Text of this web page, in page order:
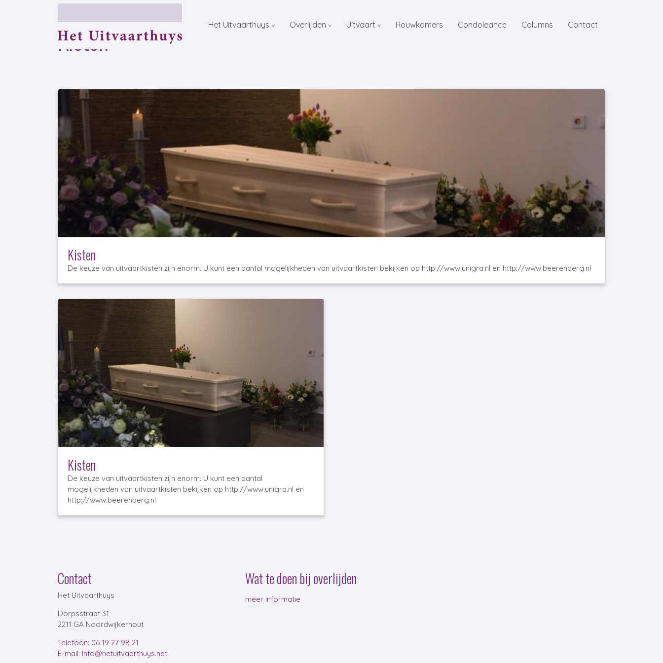
Het Uitvaarthuys Overlijden Uitvaart Rouwkamers Condoleance Columns Contact
Kisten
Kisten
De keuze van uitvaartkisten zijn enorm. U kunt een aantal mogelijkheden van uitvaartkisten bekijken op http://www.unigra.nl en http://www.beerenberg.nl
Kisten
De keuze van uitvaartkisten zijn enorm. U kunt een aantal
mogelijkheden van uitvaartkisten bekijken op http://www.unigra.nl en
Contact
Het Uitvaarthuys
Dorpsstraat 31
2211 GA Noordwijkerhout
Telefoon: 06 19 27 98 21
E-mail: Info@hetuitvaarthuys.net
Wat te doen bij overlijden
meer informatie